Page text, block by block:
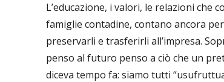
L’educazione, i valori, le relazioni che
famiglie contadine, contano ancora
preservarli e trasferirli all’impresa.
penso al futuro penso a ciò che un
diceva tempo fa: siamo tutti